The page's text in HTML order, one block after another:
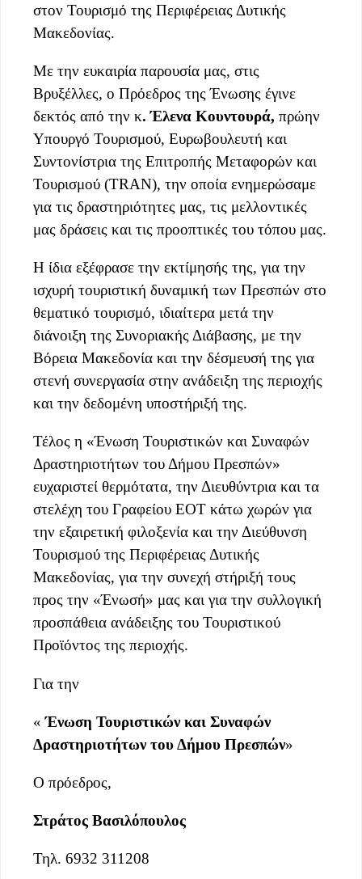
στον Τουρισμό της Περιφέρειας Δυτικής
Μακεδονίας.
Με την ευκαιρία παρουσία μας, στις
Βρυξέλλες, ο Πρόεδρος της Ένωσης έγινε
δεκτός από την κ. Έλενα Κουντουρά, πρώην
Υπουργό Τουρισμού, Ευρωβουλευτή και
Συντονίστρια της Επιτροπής Μεταφορών και
Τουρισμού (TRAN), την οποία ενημερώσαμε
για τις δραστηριότητες μας, τις μελλοντικές
μας δράσεις και τις προοπτικές του τόπου μας.
Η ίδια εξέφρασε την εκτίμησής της, για την
ισχυρή τουριστική δυναμική των Πρεσπών στο
θεματικό τουρισμό, ιδιαίτερα μετά την
διάνοιξη της Συνοριακής Διάβασης, με την
Βόρεια Μακεδονία και την δέσμευσή της για
στενή συνεργασία στην ανάδειξη της περιοχής
και την δεδομένη υποστήριξή της.
Τέλος η «Ένωση Τουριστικών και Συναφών
Δραστηριοτήτων του Δήμου Πρεσπών»
ευχαριστεί θερμότατα, την Διευθύντρια και τα
στελέχη του Γραφείου ΕΟΤ κάτω χωρών για
την εξαιρετική φιλοξενία και την Διεύθυνση
Τουρισμού της Περιφέρειας Δυτικής
Μακεδονίας, για την συνεχή στήριξή τους
προς την «Ένωσή» μας και για την συλλογική
προσπάθεια ανάδειξης του Τουριστικού
Προϊόντος της περιοχής.
Για την
«Ένωση Τουριστικών και Συναφών
Δραστηριοτήτων του Δήμου Πρεσπών»
Ο πρόεδρος,
Στράτος Βασιλόπουλος
Τηλ. 6932 311208